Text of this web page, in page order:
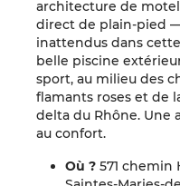
architecture de
direct de plain-pied
inattendus dans
belle piscine
sport, au milieu des
flamants roses et de
delta du Rhône. Une
au confort.
Où ? 571 chemin